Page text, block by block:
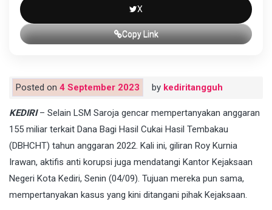
X
Copy Link
Posted on 4 September 2023 by kediritangguh
KEDIRI– Selain LSM Saroja gencar mempertanyakan anggaran
155 miliar terkait Dana Bagi Hasil Cukai Hasil Tembakau
(DBHCHT) tahun anggaran 2022. Kali ini, giliran Roy Kurnia
Irawan, aktifis anti korupsi juga mendatangi Kantor Kejaksaan
Negeri Kota Kediri, Senin (04/09). Tujuan mereka pun sama,
mempertanyakan kasus yang kini ditangani pihak Kejaksaan.